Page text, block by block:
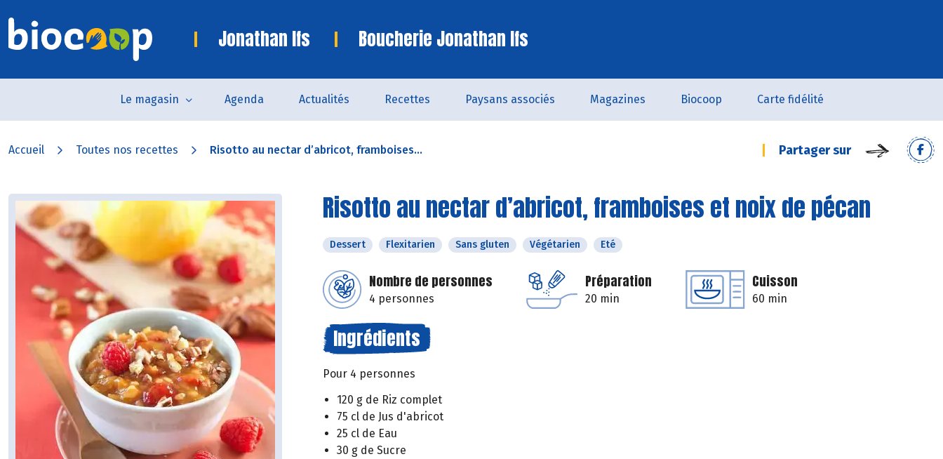
Jonathan Ifs Boucherie Jonathan Ifs
Le magasin Agenda Actualités Recettes Paysans associés Magazines Biocoop Carte fidélité
Accueil Toutes nos recettes Risotto au nectar d’abricot, framboises... Partager sur
Risotto au nectar d’abricot, framboises et noix de pécan
Dessert Flexitarien Sans gluten Végétarien Eté
Nombre de personnes
4 personnes
Préparation
20 min
Cuisson
60 min
Ingrédients
Pour 4 personnes
120 g de Riz complet
75 cl de Jus d'abricot
25 cl de Eau
30 g de Sucre